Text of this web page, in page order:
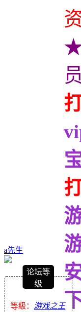
a先生
论坛等
级
等級： 游戏之王
★